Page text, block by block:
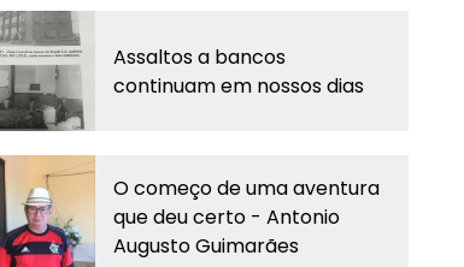
Assaltos a bancos
continuam em nossos dias
O começo de uma aventura
que deu certo - Antonio
Augusto Guimarães